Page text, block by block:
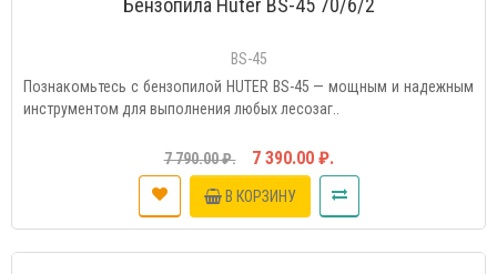
Бензопила Huter BS-45 70/6/2
BS-45
Познакомьтесь с бензопилой HUTER BS-45 — мощным и надежным
инструментом для выполнения любых лесозаг..
7 790.00 ₽. 7 390.00 ₽.
В КОРЗИНУ